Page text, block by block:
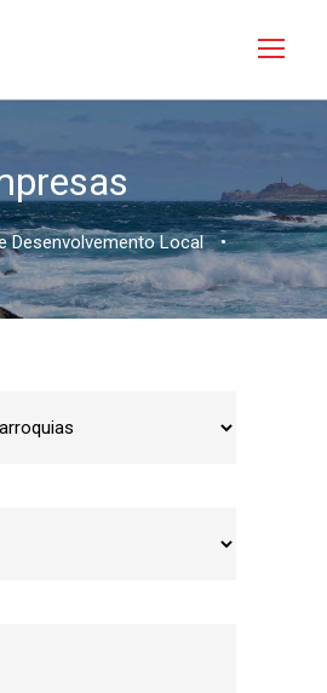
Desenvolvemento Local •